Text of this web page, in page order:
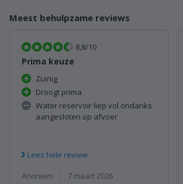
Meest behulpzame reviews
8,8/10
Prima keuze
Zuinig
Droogt prima
Water reservoir liep vol ondanks
aangesloten op afvoer
Lees hele review
Anoniem 7 maart 2026